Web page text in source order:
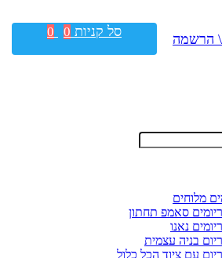
מלוחים
סאמפ תחתון
נאנו
בניה עצמית
עם ציוד הכל כלול
הרשמה סל קניות 0
0